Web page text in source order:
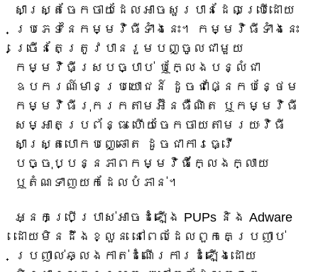
សាស្រ្តចែកចាយដែលអាចសួរបានដែលប្រើដោយ
ប្រភេទនៃកម្មវិធីទាំងនេះ។ កម្មវិធីទាំងនេះ
ច្រើនតែត្រូវបានរួមបញ្ចូលជាមួយ
កម្មវិធីស្របច្បាប់ ឬក្លែងបន្លំជា
ឧបករណ៍មានប្រយោជន៍ ដូចជាផ្នែកបន្ថែម
កម្មវិធីរុករកតាមអ៊ីនធឺណិត ឬកម្មវិធី
សម្អាតប្រព័ន្ធ ហើយចែកចាយតាមរយៈវិធី
សាស្ត្របោកបញ្ឆោត ដូចជាការធ្វើ
បច្ចុប្បន្នភាពកម្មវិធីក្លែងក្លាយ
ឬតំណទាញយកដែលបំភាន់។
អ្នកប្រើប្រាស់អាចដំឡើង PUPs និង Adware
ដោយមិនដឹងខ្លួន នៅពេលដែលពួកគេប្រញាប់
ប្រញាល់ឆ្លងកាត់ដំណើរការដំឡើងដោយ